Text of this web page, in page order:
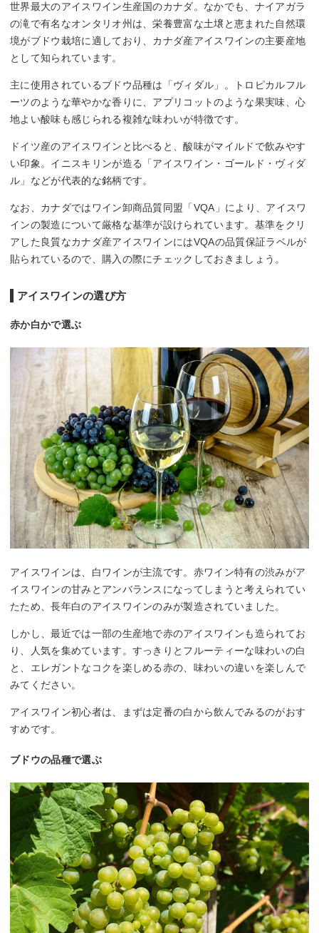
世界最大のアイスワイン生産国のカナダ。なかでも、ナイアガラ
の滝で有名なオンタリオ州は、栄養豊富な土壌と恵まれた自然環
境がブドウ栽培に適しており、カナダ産アイスワインの主要産地
として知られています。
主に使用されているブドウ品種は「ヴィダル」。トロピカルフル
ーツのような華やかな香りに、アプリコットのような果実味、心
地よい酸味も感じられる複雑な味わいが特徴です。
ドイツ産のアイスワインと比べると、酸味がマイルドで飲みやす
い印象。イニスキリンが造る「アイスワイン・ゴールド・ヴィダ
ル」などが代表的な銘柄です。
なお、カナダではワイン卸商品質同盟「VQA」により、アイスワ
インの製造について厳格な基準が設けられています。基準をクリ
アした良質なカナダ産アイスワインにはVQAの品質保証ラベルが
貼られているので、購入の際にチェックしておきましょう。
アイスワインの選び方
赤か白かで選ぶ
アイスワインは、白ワインが主流です。赤ワイン特有の渋みがア
イスワインの甘みとアンバランスになってしまうと考えられてい
たため、長年白のアイスワインのみが製造されていました。
しかし、最近では一部の生産地で赤のアイスワインも造られてお
り、人気を集めています。すっきりとフルーティーな味わいの白
と、エレガントなコクを楽しめる赤の、味わいの違いを楽しんで
みてください。
アイスワイン初心者は、まずは定番の白から飲んでみるのがおす
すめです。
ブドウの品種で選ぶ